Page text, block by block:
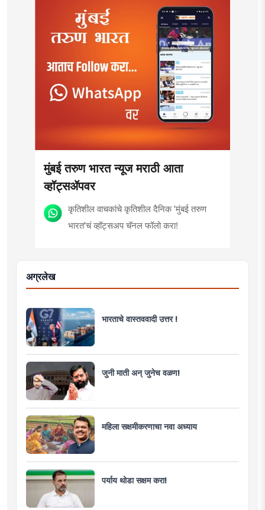
मुंबई तरुण भारत न्यूज मराठी आता
व्हॉट्सॲपवर
कृतिशील वाचकांचे कृतिशील दैनिक 'मुंबई तरुण
भारत'चं व्हॉट्सअप चॅनल फॉलो करा!
अग्रलेख
भारताचे वास्तववादी उत्तर !
जुनी माती अन् जुनेच वळण!
महिला सक्षमीकरणाचा नवा अध्याय
पर्याय थोडा सक्षम करा!